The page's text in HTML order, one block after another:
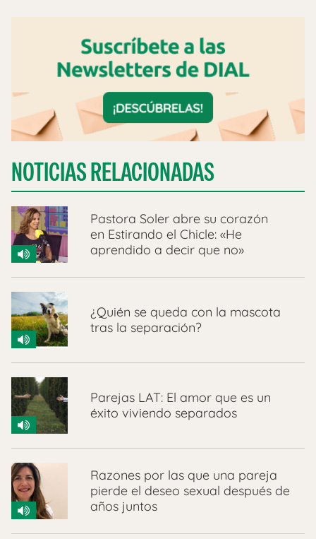
NOTICIAS RELACIONADAS
Pastora Soler abre su corazón
en Estirando el Chicle: «He
aprendido a decir que no»
¿Quién se queda con la mascota
tras la separación?
Parejas LAT: El amor que es un
éxito viviendo separados
Razones por las que una pareja
pierde el deseo sexual después de
años juntos